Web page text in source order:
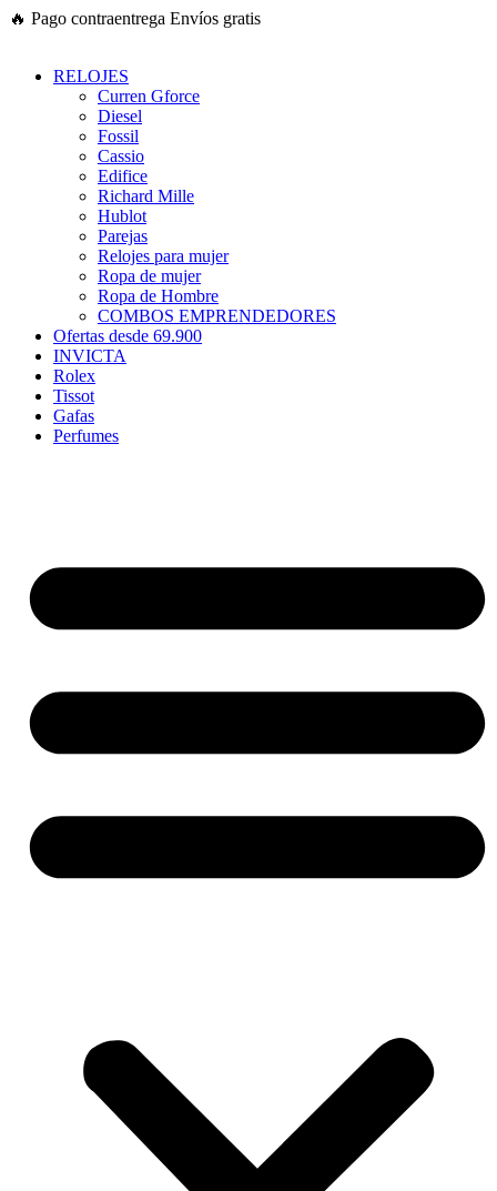
Ir
🔥 Pago contraentrega Envíos gratis
RELOJES
Curren Gforce
Diesel
Fossil
Cassio
Edifice
Richard Mille
Hublot
Parejas
Relojes para mujer
Ropa de mujer
Ropa de Hombre
COMBOS EMPRENDEDORES
Ofertas desde 69.900
INVICTA
Rolex
Tissot
Gafas
Perfumes